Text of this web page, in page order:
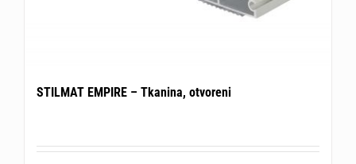
STILMAT EMPIRE – Tkanina, otvoreni